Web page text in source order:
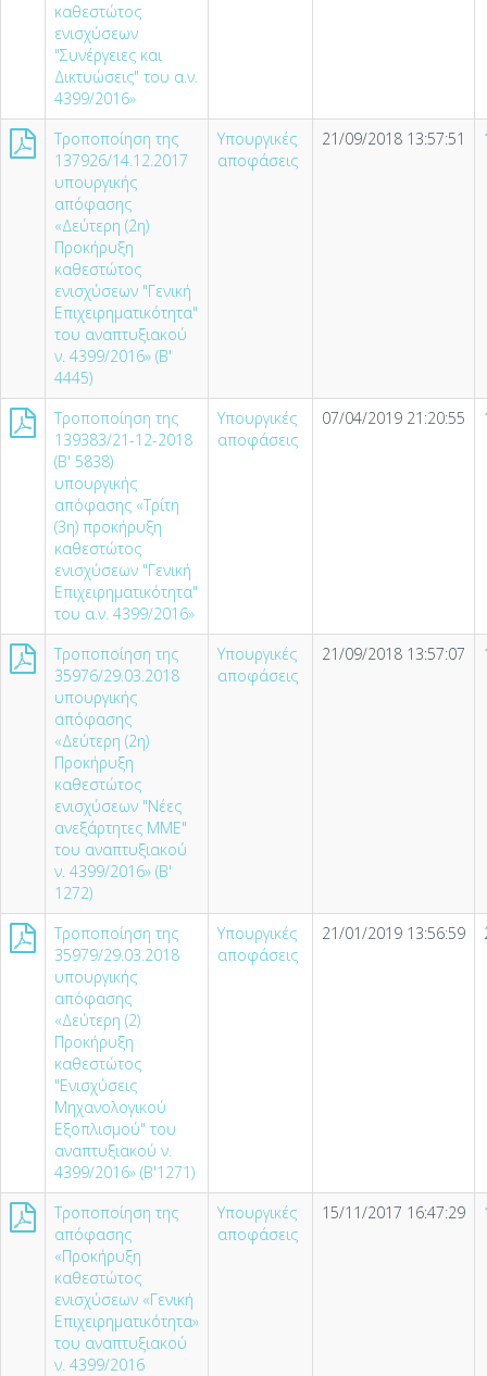
καθεστώτος
ενισχύσεων
"Συνέργειες και
Δικτυώσεις" του α.ν.
4399/2016»
Τροποποίηση της
137926/14.12.2017
υπουργικής
απόφασης
«Δεύτερη (2η)
Προκήρυξη
καθεστώτος
ενισχύσεων "Γενική
Επιχειρηματικότητα"
του αναπτυξιακού
ν. 4399/2016» (Β'
4445)
Υπουργικές
αποφάσεις
21/09/2018 13:57:51
Τροποποίηση της
139383/21-12-2018
(Β' 5838)
υπουργικής
απόφασης «Τρίτη
(3η) προκήρυξη
καθεστώτος
ενισχύσεων "Γενική
Επιχειρηματικότητα"
του α.ν. 4399/2016»
Υπουργικές
αποφάσεις
07/04/2019 21:20:55
Τροποποίηση της
35976/29.03.2018
υπουργικής
απόφασης
«Δεύτερη (2η)
Προκήρυξη
καθεστώτος
ενισχύσεων "Νέες
ανεξάρτητες ΜΜΕ"
του αναπτυξιακού
ν. 4399/2016» (Β'
1272)
Υπουργικές
αποφάσεις
21/09/2018 13:57:07
Τροποποίηση της
35979/29.03.2018
υπουργικής
απόφασης
«Δεύτερη (2)
Προκήρυξη
καθεστώτος
"Ενισχύσεις
Μηχανολογικού
Εξοπλισμού" του
αναπτυξιακού ν.
4399/2016» (Β'1271)
Υπουργικές
αποφάσεις
21/01/2019 13:56:59
Τροποποίηση της
απόφασης
«Προκήρυξη
καθεστώτος
ενισχύσεων «Γενική
Επιχειρηματικότητα»
του αναπτυξιακού
ν. 4399/2016
Υπουργικές
αποφάσεις
15/11/2017 16:47:29